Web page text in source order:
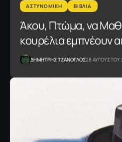
ΑΣΤΥΝΟΜΙΚΗ ΒΙΒΛΙΑ
Άκου, Πτώμα, να
κουρέλια εμπνέουν
ΔΗΜΗΤΡΗΣ ΤΖΑΝΟΓΛΟΣ28 ΑΥΓΟΥΣΤΟΥ